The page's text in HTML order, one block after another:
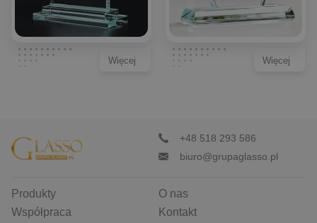
Więcej Więcej
+48 518 293 586
biuro@grupaglasso.pl
Produkty
O nas
Współpraca
Kontakt